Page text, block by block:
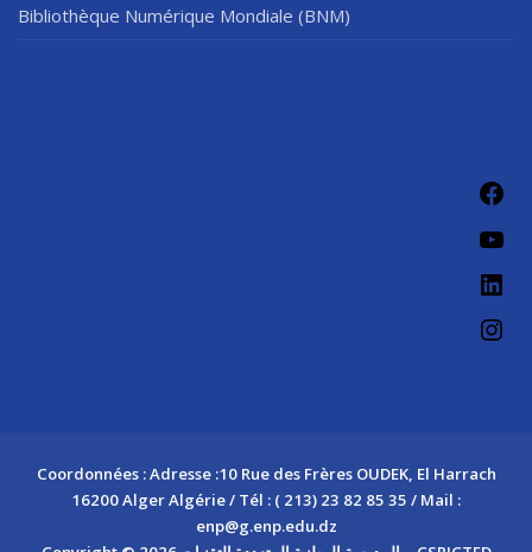
Bibliothèque Numérique Mondiale (BNM)
Coordonnées : Adresse :10 Rue des Frères OUDEK, El Harrach
16200 Alger Algérie / Tél : ( 213) 23 82 85 35 / Mail :
enp@g.enp.edu.dz